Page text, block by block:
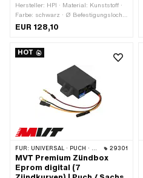
Hersteller: HPI · Material: Kunststoff ·
Farbe: schwarz · Ø Befestigungsloch:
6 mm · Anzahl Befestigungspunkte: 1
Stk. · Anwendungsbereich: High End ·
Anwendungsbereich: Racing ·
EUR 128,10
HOT
FÜR: UNIVERSAL · PUCH · SACHS · ZÜNDAPP BELMONDO 29301
MVT Premium Zündbox
Eprom digital (7